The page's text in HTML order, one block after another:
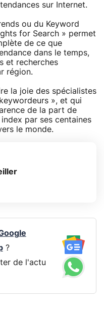
sur Internet.
ou du Keyword
for Search » permet
de ce que
dans le temps,
et recherches
région.
la joie des spécialistes
», et qui
de la part de
par ses centaines
le monde.
?
de l'actu